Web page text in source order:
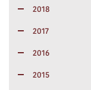
2018
2017
2016
2015